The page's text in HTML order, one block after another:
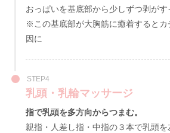
おっぱいを基底部から少しずつ剥がす
※この基底部が大胸筋に癒着すると
因に
STEP4
乳頭・乳輪マッサージ
指で乳頭を多方向からつまむ。
親指・人差し指・中指の３本で乳頭を